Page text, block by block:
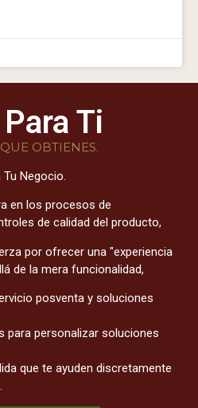
Ti
OBTIENES.
Negocio.
en los procesos de
de calidad del producto,
por ofrecer una "experiencia
de la mera funcionalidad,
posventa y soluciones
para personalizar soluciones
que te ayuden discretamente